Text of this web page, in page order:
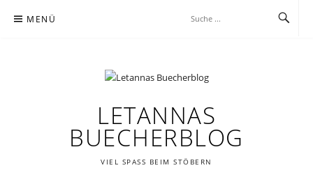
Inhalt MENÜ
LETANNAS
BUECHERBLOG
VIEL SPASS BEIM STÖBERN